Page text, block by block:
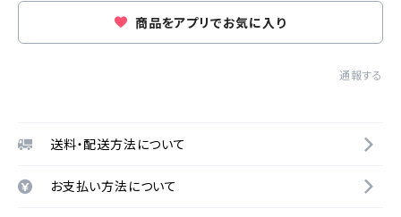
商品をアプリでお気に入り
通報する
送料・配送方法について
お支払い方法について